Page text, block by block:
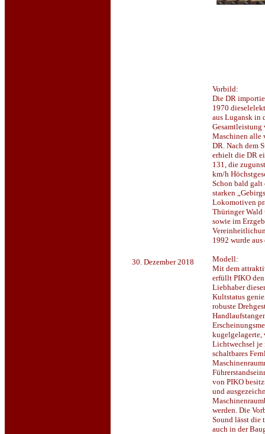
30. Dezember 2018
Vorbild:
Die DR
1970
aus Lugansk in
Gesamtleistung
Maschinen alle
DR. Nach dem
erhielt die DR
131, die
km/h
Schon bald
starken
Lokomotiven
Thüringer Wald
sowie im
1992 wurde
Modell:
Mit dem
erfüllt PIKO
Liebhaber
Kultstatus
robuste
kugelgelagerte,
Lichtwechsel
schaltbares
von PIKO
und
werden. Die
Sound lässt die
auch in der